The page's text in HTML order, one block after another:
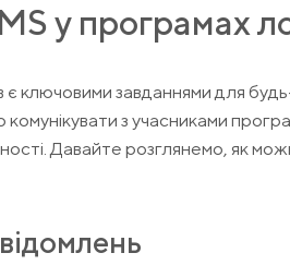
у програмах
є ключовими завданнями для
з учасниками
Давайте розглянемо, як